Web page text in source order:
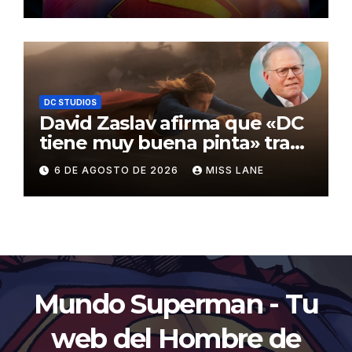
DC STUDIOS
David Zaslav afirma que «DC
tiene muy buena pinta» tras
el fracaso de «Supergirl»
6 DE AGOSTO DE 2026 MISS LANE
Mundo Superman - Tu
web del Hombre de